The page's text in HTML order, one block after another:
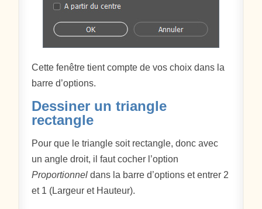
Cette fenêtre tient compte de vos choix dans la
barre d’options.
Dessiner un triangle
rectangle
Pour que le triangle soit rectangle, donc avec
un angle droit, il faut cocher l’option
Proportionnel dans la barre d’options et entrer 2
et 1 (Largeur et Hauteur).